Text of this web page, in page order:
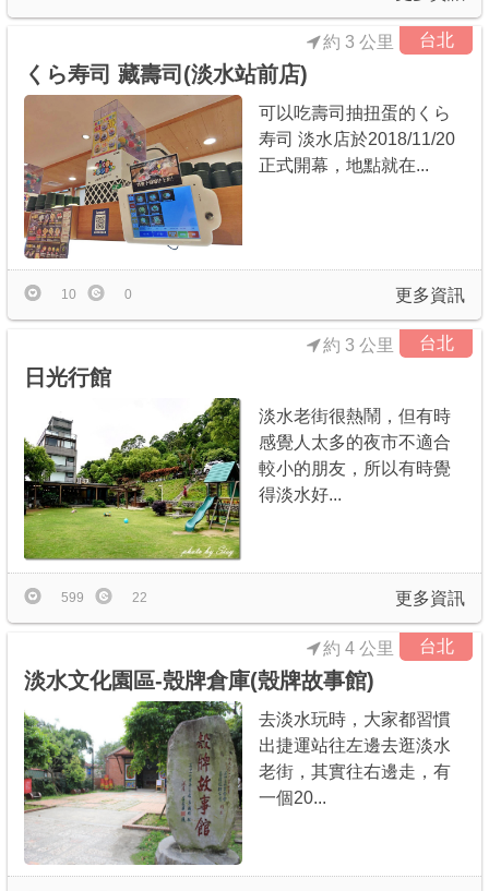
台北
約 3 公里
くら寿司 藏壽司(淡水站前店)
可以吃壽司抽扭蛋的くら
寿司 淡水店於2018/11/20
正式開幕，地點就在...
更多資訊
10 0
台北
約 3 公里
日光行館
淡水老街很熱鬧，但有時
感覺人太多的夜市不適合
較小的朋友，所以有時覺
得淡水好...
更多資訊
599 22
台北
約 4 公里
淡水文化園區-殼牌倉庫(殼牌故事館)
去淡水玩時，大家都習慣
出捷運站往左邊去逛淡水
老街，其實往右邊走，有
一個20...